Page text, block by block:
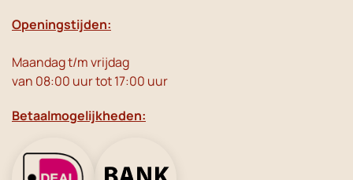
Openingstijden:
Maandag t/m vrijdag
van 08:00 uur tot 17:00 uur
Betaalmogelijkheden: